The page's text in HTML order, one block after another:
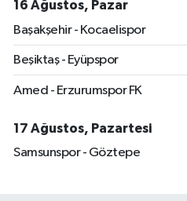
16 Ağustos, Pazar
Başakşehir - Kocaelispor
Beşiktaş - Eyüpspor
Amed - Erzurumspor FK
17 Ağustos, Pazartesi
Samsunspor - Göztepe